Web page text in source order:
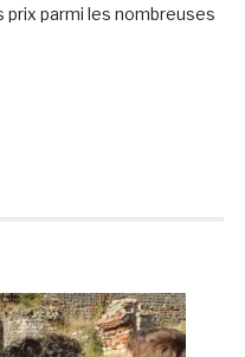
prix parmi les nombreuses